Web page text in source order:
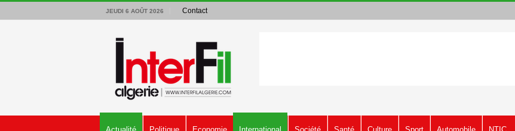
JEUDI 6 AOÛT 2026 Contact